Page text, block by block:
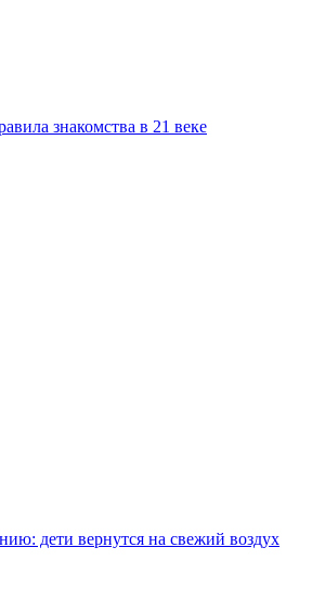
знакомства в 21 веке
дети вернутся на свежий воздух